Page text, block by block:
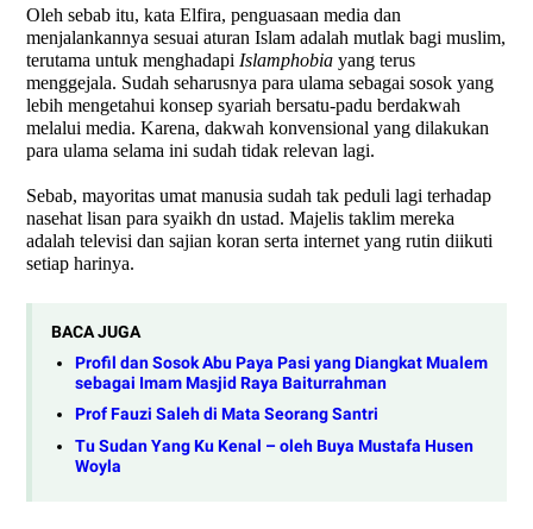
Oleh sebab itu, kata Elfira, penguasaan media dan
menjalankannya sesuai aturan Islam adalah mutlak bagi muslim,
terutama untuk menghadapi Islamphobia yang terus
menggejala. Sudah seharusnya para ulama sebagai sosok yang
lebih mengetahui konsep syariah bersatu-padu berdakwah
melalui media. Karena, dakwah konvensional yang dilakukan
para ulama selama ini sudah tidak relevan lagi.
Sebab, mayoritas umat manusia sudah tak peduli lagi terhadap
nasehat lisan para syaikh dn ustad. Majelis taklim mereka
adalah televisi dan sajian koran serta internet yang rutin diikuti
setiap harinya.
BACA JUGA
Profil dan Sosok Abu Paya Pasi yang Diangkat Mualem
sebagai Imam Masjid Raya Baiturrahman
Prof Fauzi Saleh di Mata Seorang Santri
Tu Sudan Yang Ku Kenal – oleh Buya Mustafa Husen
Woyla